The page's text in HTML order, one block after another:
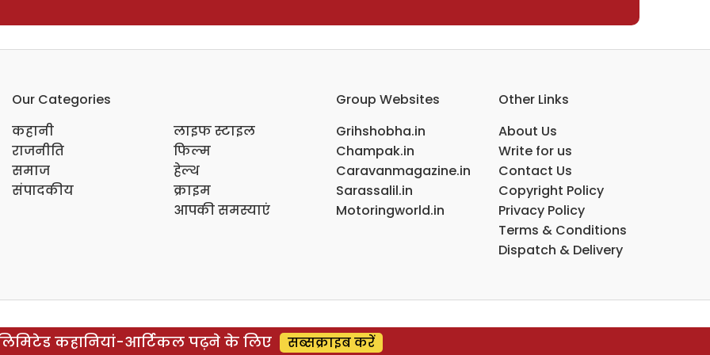
Our Categories
कहानी
राजनीति
समाज
संपादकीय
लाइफ स्टाइल
फिल्म
हेल्थ
क्राइम
आपकी समस्याएं
Group Websites
Grihshobha.in
Champak.in
Caravanmagazine.in
Sarassalil.in
Motoringworld.in
Other Links
About Us
Write for us
Contact Us
Copyright Policy
Privacy Policy
Terms & Conditions
Dispatch & Delivery
कहानियां-आर्टिकल पढ़ने के लिए सब्सक्राइब करें